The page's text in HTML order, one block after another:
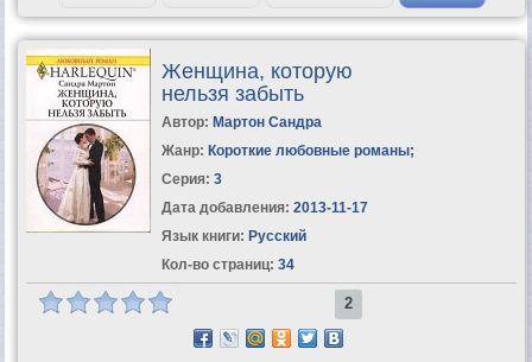
Женщина, которую
нельзя забыть
Автор: Мартон Сандра
Жанр: Короткие любовные романы;
Серия: 3
Дата добавления: 2013-11-17
Язык книги: Русский
Кол-во страниц: 34
2